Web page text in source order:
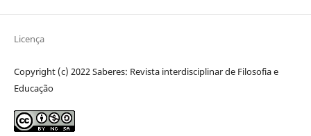
Licença
Copyright (c) 2022 Saberes: Revista interdisciplinar de Filosofia e
Educação